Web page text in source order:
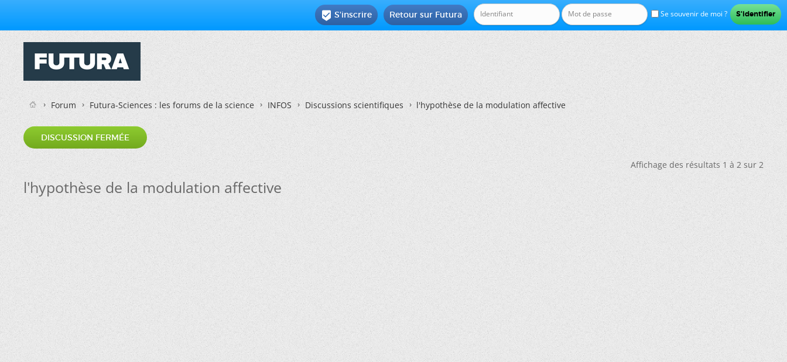
Se souvenir de moi ?
Retour sur Futura
 S'inscrire
Forum Futura-Sciences : les forums de la science INFOS Discussions scientifiques l'hypothèse de la modulation affective
DISCUSSION FERMÉE
Affichage des résultats 1 à 2 sur 2
l'hypothèse de la modulation affective